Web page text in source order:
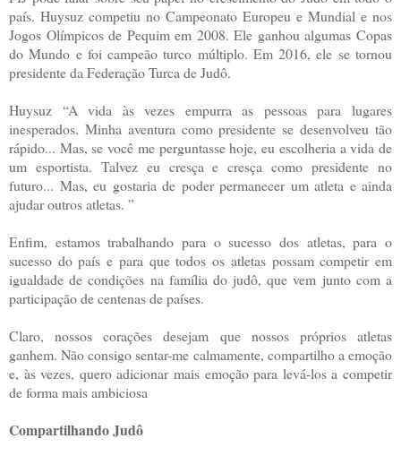
país. Huysuz competiu no Campeonato Europeu e Mundial e nos
Jogos Olímpicos de Pequim em 2008. Ele ganhou algumas Copas
do Mundo e foi campeão turco múltiplo. Em 2016, ele se tornou
presidente da Federação Turca de Judô.
Huysuz “A vida às vezes empurra as pessoas para lugares
inesperados. Minha aventura como presidente se desenvolveu tão
rápido... Mas, se você me perguntasse hoje, eu escolheria a vida de
um esportista. Talvez eu cresça e cresça como presidente no
futuro... Mas, eu gostaria de poder permanecer um atleta e ainda
ajudar outros atletas. ”
Enfim, estamos trabalhando para o sucesso dos atletas, para o
sucesso do país e para que todos os atletas possam competir em
igualdade de condições na família do judô, que vem junto com a
participação de centenas de países.
Claro, nossos corações desejam que nossos próprios atletas
ganhem. Não consigo sentar-me calmamente, compartilho a emoção
e, às vezes, quero adicionar mais emoção para levá-los a competir
de forma mais ambiciosa
Compartilhando Judô